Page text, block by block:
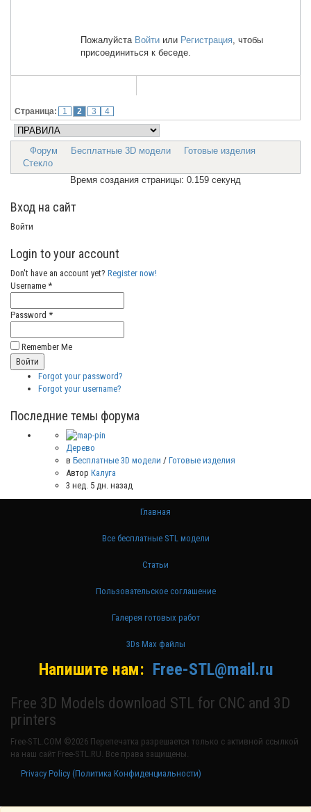
Пожалуйста Войти или Регистрация , чтобы
присоединиться к беседе.
Страница: 1 2 3 4
Форум Бесплатные 3D модели
Готовые изделия
Стекло
Время создания страницы: 0.159 секунд
Вход на сайт
Войти
Login to your account
Don't have an account yet? Register now!
Username *
Password *
Remember Me
Forgot your password?
Forgot your username?
Последние темы форума
Дерево
в Бесплатные 3D модели / Готовые изделия
Автор Калуга
3 нед. 5 дн. назад
Главная
Все бесплатные STL модели
Статьи
Пользовательское соглашение
Галерея готовых работ
3Ds Max файлы
Напишите нам: Free-STL@mail.ru
Free 3D Models download STL for CNC and 3D
printers
Free-STL.COM ©2026 Перепечатка разрешается только с активной ссылкой
на наш сайт Free-STL.RU. Все права защищены.
Privacy Policy (Политика Конфиденциальности)